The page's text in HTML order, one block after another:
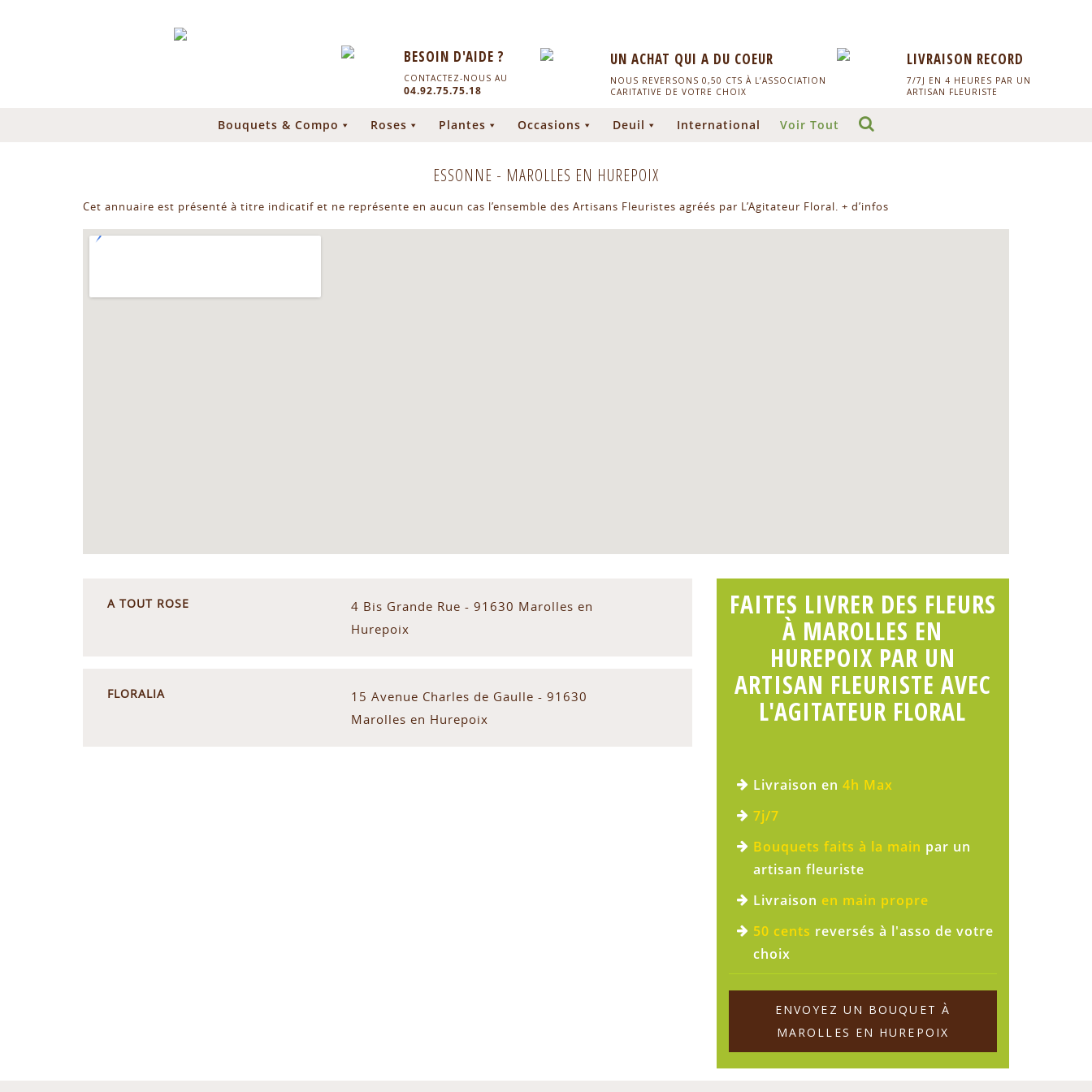
BESOIN D'AIDE ?
CONTACTEZ-NOUS AU
04.92.75.75.18
UN ACHAT QUI A DU COEUR
NOUS REVERSONS 0,50 CTS À L’ASSOCIATION
CARITATIVE DE VOTRE CHOIX
LIVRAISON RECORD
7/7J EN 4 HEURES PAR UN
ARTISAN FLEURISTE
Bouquets & Compo Roses Plantes Occasions Deuil International Voir Tout
ESSONNE - MAROLLES EN HUREPOIX
Cet annuaire est présenté à titre indicatif et ne représente en aucun cas l’ensemble des Artisans Fleuristes agréés par L’Agitateur Floral. + d’infos
A TOUT ROSE
4 Bis Grande Rue - 91630 Marolles en
Hurepoix
FLORALIA
15 Avenue Charles de Gaulle - 91630
Marolles en Hurepoix
FAITES LIVRER DES FLEURS
À MAROLLES EN
HUREPOIX PAR UN
ARTISAN FLEURISTE AVEC
L'AGITATEUR FLORAL
Livraison en 4h Max
7j/7
Bouquets faits à la main par un
artisan fleuriste
Livraison en main propre
50 cents reversés à l'asso de votre
choix
ENVOYEZ UN BOUQUET À
MAROLLES EN HUREPOIX